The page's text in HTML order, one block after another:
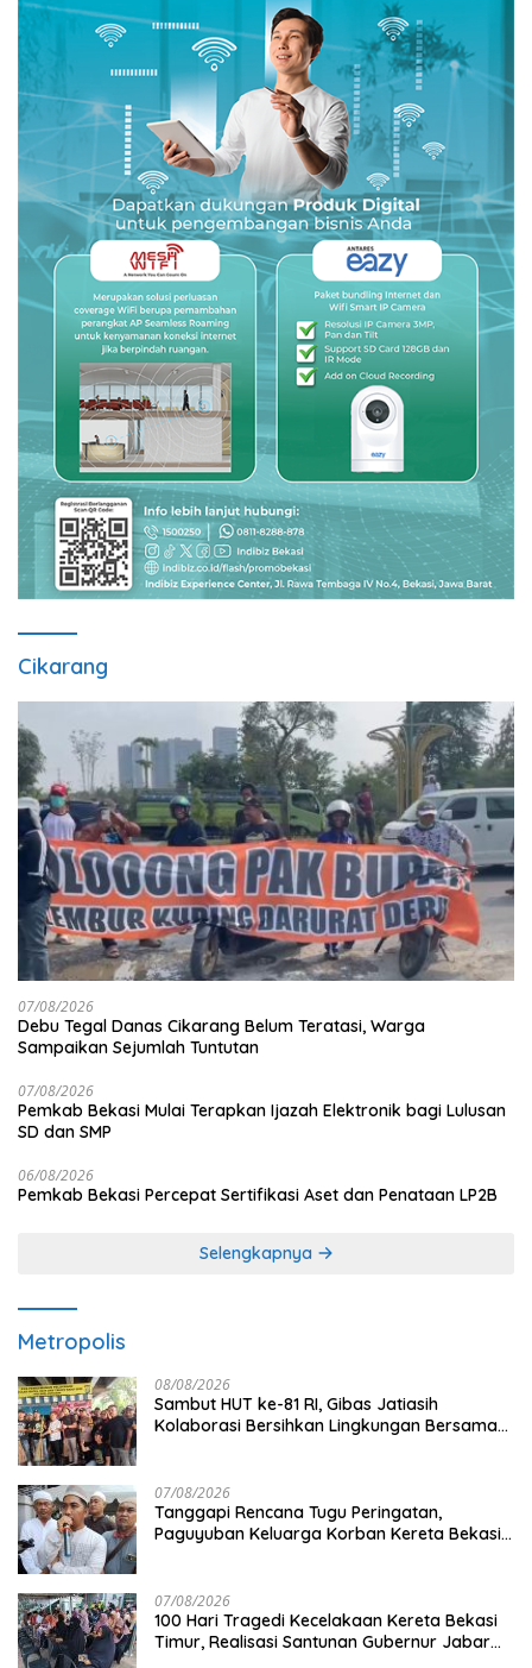
Cikarang
07/08/2026
Debu Tegal Danas Cikarang Belum Teratasi, Warga
Sampaikan Sejumlah Tuntutan
07/08/2026
Pemkab Bekasi Mulai Terapkan Ijazah Elektronik bagi Lulusan
SD dan SMP
06/08/2026
Pemkab Bekasi Percepat Sertifikasi Aset dan Penataan LP2B
Selengkapnya
Metropolis
08/08/2026
Sambut HUT ke-81 RI, Gibas Jatiasih
Kolaborasi Bersihkan Lingkungan Bersama
07/08/2026
Tanggapi Rencana Tugu Peringatan,
Paguyuban Keluarga Korban Kereta Bekasi
07/08/2026
100 Hari Tragedi Kecelakaan Kereta Bekasi
Timur, Realisasi Santunan Gubernur Jabar